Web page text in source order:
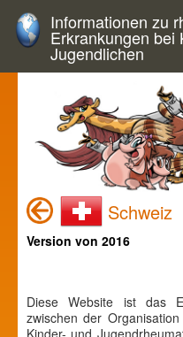
Informationen zu
Erkrankungen bei
Jugendlichen
Schweiz
Version von 2016
Diese Website ist das
zwischen der
Kinder- und